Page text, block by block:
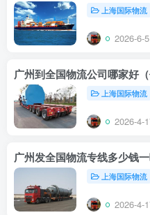
上海国际物流
2026-6-5
广州到全国物流公司哪家好
上海国际物流
2026-4-
广州发全国物流专线多少钱
上海国际物流
2026-4-